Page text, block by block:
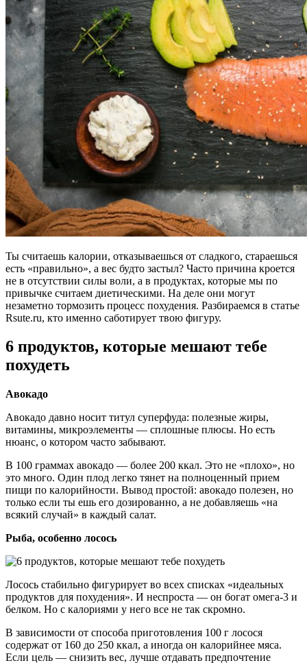
Ты считаешь калории, отказываешься от сладкого, стараешься
есть «правильно», а вес будто застыл? Часто причина кроется
не в отсутствии силы воли, а в продуктах, которые мы по
привычке считаем диетическими. На деле они могут
незаметно тормозить процесс похудения. Разбираемся в статье
Rsute.ru, кто именно саботирует твою фигуру.
6 продуктов, которые мешают тебе
похудеть
Авокадо
Авокадо давно носит титул суперфуда: полезные жиры,
витамины, микроэлементы — сплошные плюсы. Но есть
нюанс, о котором часто забывают.
В 100 граммах авокадо — более 200 ккал. Это не «плохо», но
это много. Один плод легко тянет на полноценный прием
пищи по калорийности. Вывод простой: авокадо полезен, но
только если ты ешь его дозированно, а не добавляешь «на
всякий случай» в каждый салат.
Рыба, особенно лосось
Лосось стабильно фигурирует во всех списках «идеальных
продуктов для похудения». И неспроста — он богат омега-3 и
белком. Но с калориями у него все не так скромно.
В зависимости от способа приготовления 100 г лосося
содержат от 160 до 250 ккал, а иногда он калорийнее мяса.
Если цель — снизить вес, лучше отдавать предпочтение